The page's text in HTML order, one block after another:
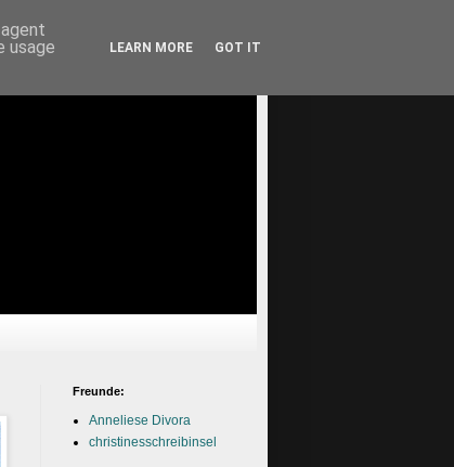
Freunde:
Anneliese Divora
christinesschreibinsel
usage
LEARN MORE GOT IT